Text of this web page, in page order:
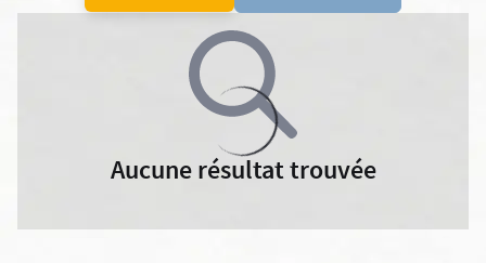
Aucune résultat trouvée